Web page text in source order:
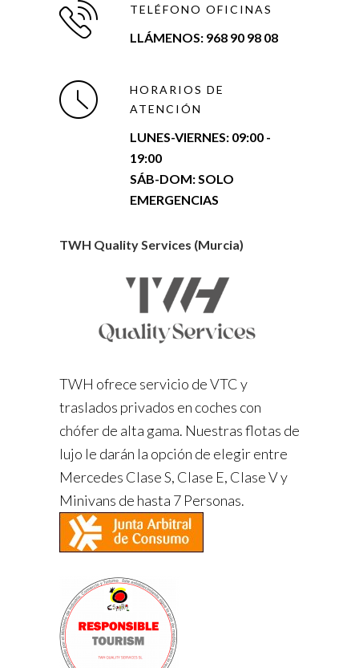
TELÉFONO OFICINAS
LLÁMENOS: 968 90 98 08
HORARIOS DE
ATENCIÓN
LUNES-VIERNES: 09:00 -
19:00
SÁB-DOM: SOLO
EMERGENCIAS
TWH Quality Services (Murcia)
TWH ofrece servicio de VTC y
traslados privados en coches con
chófer de alta gama. Nuestras flotas de
lujo le darán la opción de elegir entre
Mercedes Clase S, Clase E, Clase V y
Minivans de hasta 7 Personas.